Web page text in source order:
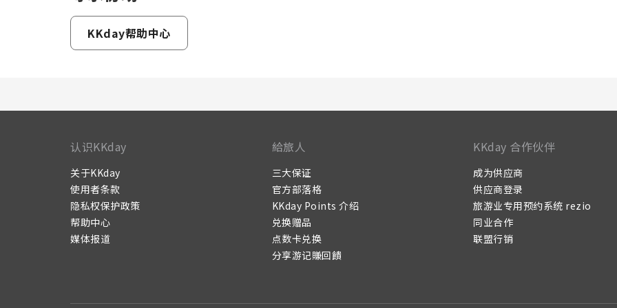
KKday帮助中心
认识KKday
关于KKday
使用者条款
隐私权保护政策
帮助中心
媒体报道
給旅人
三大保证
官方部落格
KKday Points 介绍
兑换赠品
点数卡兑换
分享游记賺回饋
KKday 合作伙伴
成为供应商
供应商登录
旅游业专用预约系统 rezio
同业合作
联盟行销